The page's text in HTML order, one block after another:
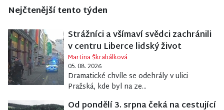
Nejčtenější tento týden
Strážníci a všímaví svědci zachránili
v centru Liberce lidský život
Martina Škrabálková
05. 08. 2026
Dramatické chvíle se odehrály v ulici
Pražská, kde byl na ze...
Od pondělí 3. srpna čeká na cestující